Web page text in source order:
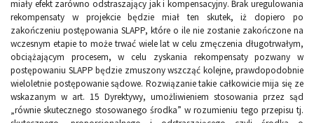
miały efekt zarówno odstraszający jak i kompensacyjny. Brak uregulowania
rekompensaty w projekcie będzie miał ten skutek, iż dopiero po
zakończeniu postępowania SLAPP, które o ile nie zostanie zakończone na
wczesnym etapie to może trwać wiele lat w celu zmęczenia długotrwałym,
obciążającym procesem, w celu zyskania rekompensaty pozwany w
postępowaniu SLAPP będzie zmuszony wszcząć kolejne, prawdopodobnie
wieloletnie postępowanie sądowe. Rozwiązanie takie całkowicie mija się ze
wskazanym w art. 15 Dyrektywy, umożliwieniem stosowania przez sąd
„równie skutecznego stosowanego środka” w rozumieniu tego przepisu tj.